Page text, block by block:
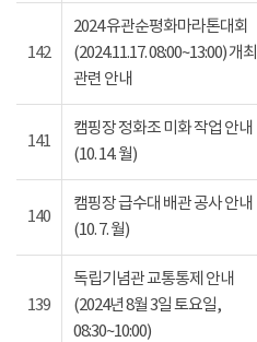
142
2024 유관순평화마라톤대회
(2024.11.17. 08:00~13:00) 개최
관련 안내
141
캠핑장 정화조 미화 작업 안내
(10. 14. 월)
140
캠핑장 급수대 배관 공사 안내
(10. 7. 월)
139
독립기념관 교통통제 안내
(2024년 8월 3일 토요일,
08:30~10:00)